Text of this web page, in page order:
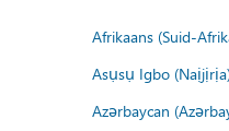
Afrikaans (Suid-
Asụsụ Igbo
Azərbaycan